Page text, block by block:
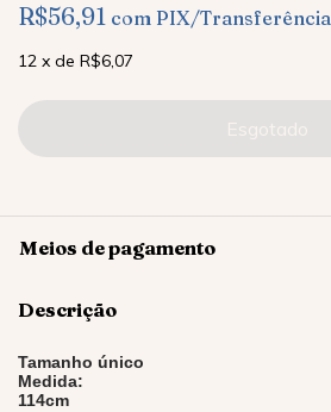
R$56,91 com PIX/Transferência
12 x de R$6,07
Meios de pagamento
Descrição
Tamanho único
Medida:
114cm